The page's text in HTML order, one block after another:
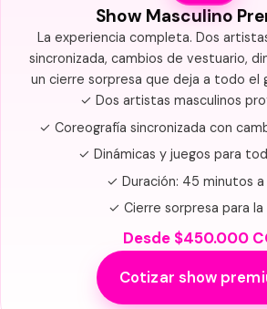
Show Masculino
La experiencia completa. Dos
sincronizada, cambios de vestuario,
un cierre sorpresa que deja a todo el
✓ Dos artistas masculinos
✓ Coreografía sincronizada con
✓ Dinámicas y juegos para
✓ Duración: 45 minutos a
✓ Cierre sorpresa para la
Desde $450.000
Cotizar show